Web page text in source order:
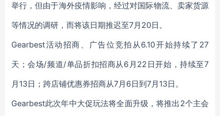
举行，但由于海外疫情影响，经过对国际物流、卖家货源
等情况的调研，而将该日期推迟至7月20日。
Gearbest活动招商、广告位竞拍从6.10开始持续了27
天；会场/频道/单品折扣招商从6月22日开始，持续至7
月13日；跨店铺优惠券招商从7月6日到7月13日。
Gearbest此次年中大促玩法将全面升级，将推出2个主会